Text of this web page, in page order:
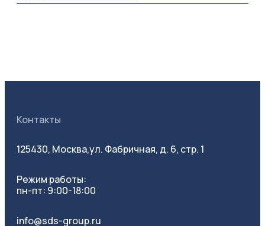
Контакты
125430, Москва,ул. Фабричная, д. 6, стр. 1
Режим работы:
пн-пт: 9:00-18:00
info@sds-group.ru